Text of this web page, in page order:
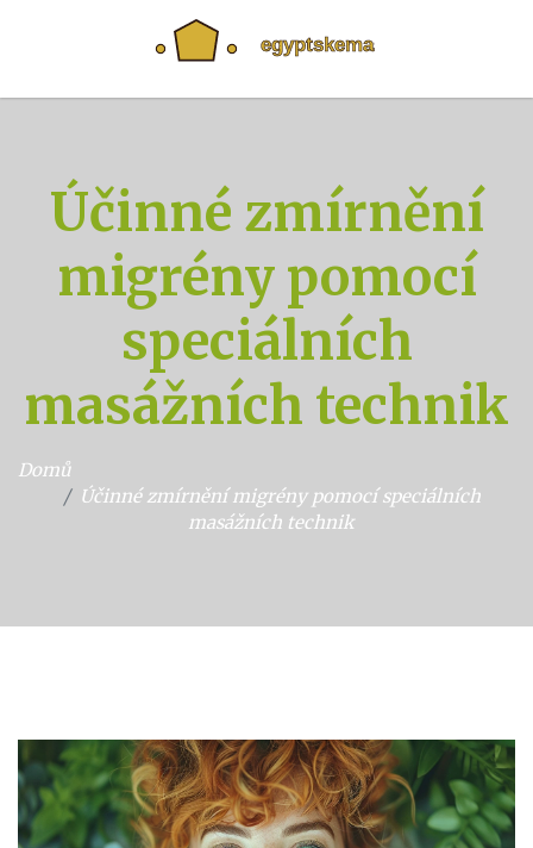
Účinné zmírnění
migrény pomocí
speciálních
masážních technik
Domů
Účinné zmírnění migrény pomocí speciálních
masážních technik